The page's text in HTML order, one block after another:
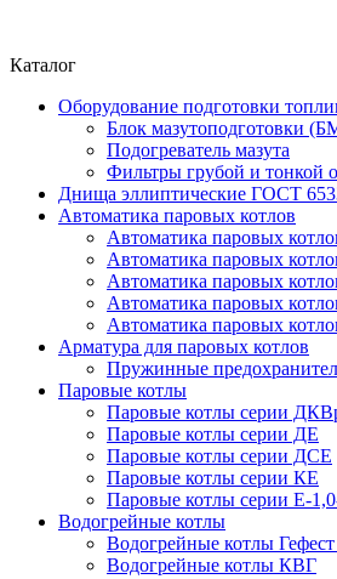
Каталог
Оборудование подготовки
Блок мазутоподготовки
Подогреватель мазута
Фильтры грубой и тонкой
Днища эллиптические ГОСТ
Автоматика паровых котлов
Автоматика паровых
Автоматика паровых
Автоматика паровых
Автоматика паровых
Автоматика паровых
Арматура для паровых котлов
Пружинные
Паровые котлы
Паровые котлы серии
Паровые котлы серии ДЕ
Паровые котлы серии ДСЕ
Паровые котлы серии КЕ
Паровые котлы серии Е-
Водогрейные котлы
Водогрейные котлы
Водогрейные котлы КВГ